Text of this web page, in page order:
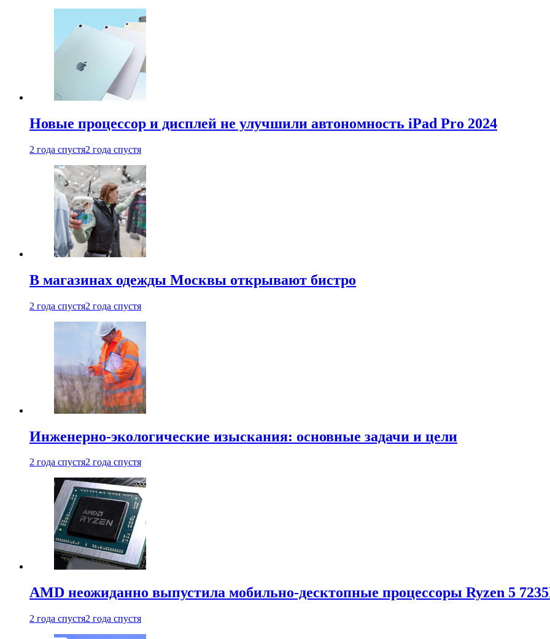
Новые процессор и дисплей не улучшили автономность iPad Pro 2024
2 года спустя2 года спустя
В магазинах одежды Москвы открывают бистро
2 года спустя2 года спустя
Инженерно-экологические изыскания: основные задачи и цели
2 года спустя2 года спустя
AMD неожиданно выпустила мобильно-десктопные процессоры Ryzen 5
2 года спустя2 года спустя